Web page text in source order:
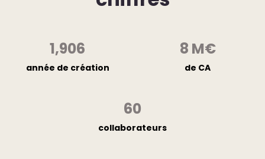
1,908
année de création
8 M€
de CA
60
collaborateurs